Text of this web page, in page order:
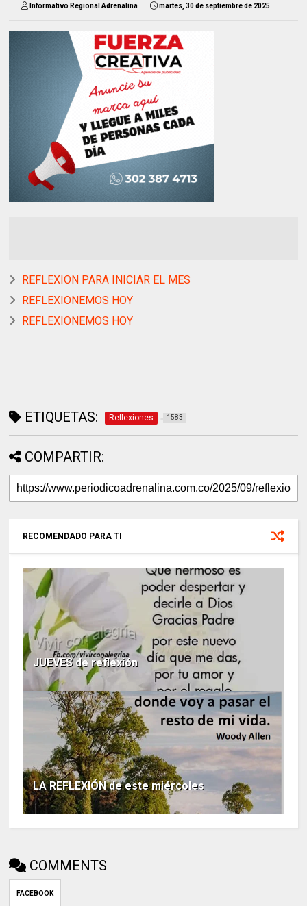
Informativo Regional Adrenalina martes, 30 de septiembre de 2025
REFLEXION PARA INICIAR EL MES
REFLEXIONEMOS HOY
REFLEXIONEMOS HOY
ETIQUETAS: Reflexiones 1583
COMPARTIR:
RECOMENDADO PARA TI
JUEVES de reflexión
LA REFLEXIÓN de este miércoles
COMMENTS
FACEBOOK